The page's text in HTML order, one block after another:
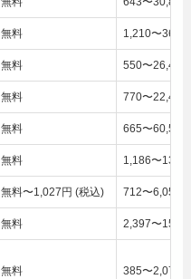
無料 1,210〜
無料 550〜26,400
無料 770〜22,495
無料 665〜60,500
無料 1,186〜
無料〜1,027円 (税込) 712〜6,056
無料 2,397〜
無料 385〜2,075